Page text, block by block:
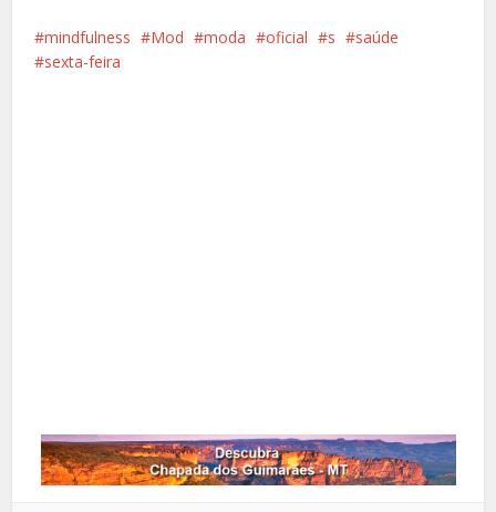
mindfulness Mod moda oficial s
saúde
sexta-feira